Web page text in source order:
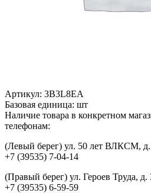
Артикул: 3B3L8EA
Базовая единица: шт
Наличие товара в конкретном
телефонам:
(Левый берег) ул. 50 лет ВЛКСМ,
+7 (39535) 7-04-14
(Правый берег) ул. Героев Труда, д.
+7 (39535) 6-59-59